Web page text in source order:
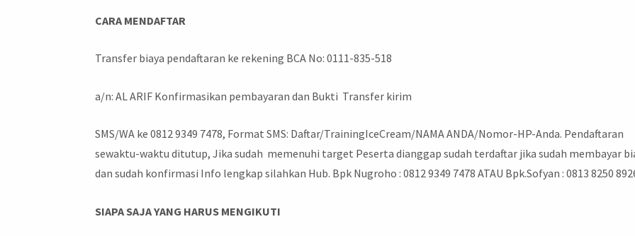
CARA MENDAFTAR
Transfer biaya pendaftaran ke rekening BCA No: 0111-835-518
a/n: AL ARIF Konfirmasikan pembayaran dan Bukti Transfer kirim
SMS/WA ke 0812 9349 7478, Format SMS: Daftar/TrainingIceCream/NAMA ANDA/Nomor-HP-Anda. Pendaftaran
sewaktu-waktu ditutup, Jika sudah memenuhi target Peserta dianggap sudah terdaftar jika sudah membayar
dan sudah konfirmasi Info lengkap silahkan Hub. Bpk Nugroho : 0812 9349 7478 ATAU Bpk.Sofyan : 0813 8250
SIAPA SAJA YANG HARUS MENGIKUTI